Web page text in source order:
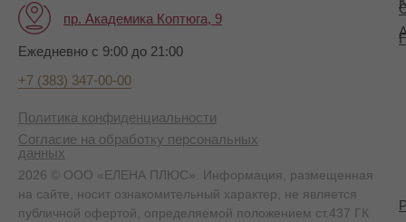
Ежедневно с 9:00 до 21:00
+7 (383) 347-00-00
пр. Академика Коптюга, 9
Политика конфиденциальности
Согласие на обработку персональных
данных
2026 © ООО «ЕЛЕНА ПЛЮС». Информация, размещенная
на сайте, носит ознакомительный характер, не является
публичной офертой, определяемой положением ст.437 ГК